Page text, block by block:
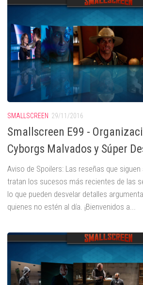
SMALLSCREEN 29/11/2016
Smallscreen E99 -
Cyborgs Malvados y Súper
Aviso de Spoilers: Las reseñas que
tratan los sucesos más recientes de las
lo que pueden desvelar detalles
quienes no estén al día. ¡Bienvenidos a...